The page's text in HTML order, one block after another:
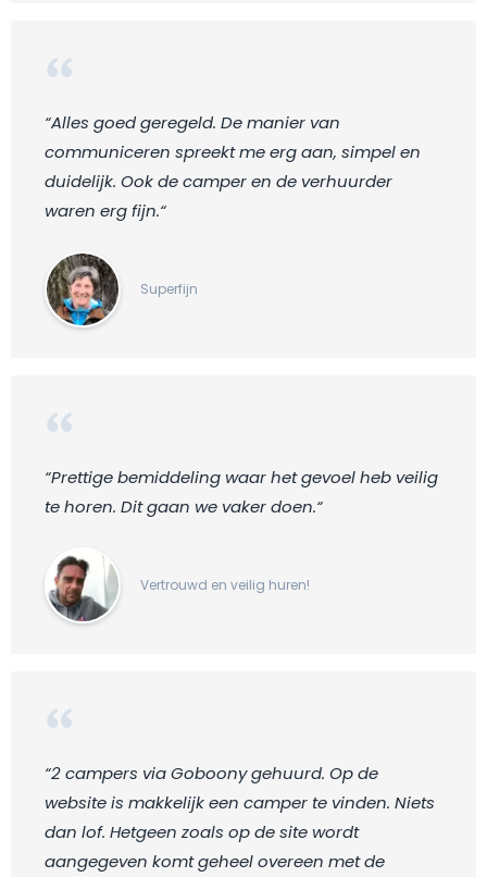
“Alles goed geregeld. De manier van
communiceren spreekt me erg aan, simpel en
duidelijk. Ook de camper en de verhuurder
waren erg fijn.“
Superfijn
“Prettige bemiddeling waar het gevoel heb veilig
te horen. Dit gaan we vaker doen.“
Vertrouwd en veilig huren!
“2 campers via Goboony gehuurd. Op de
website is makkelijk een camper te vinden. Niets
dan lof. Hetgeen zoals op de site wordt
aangegeven komt geheel overeen met de